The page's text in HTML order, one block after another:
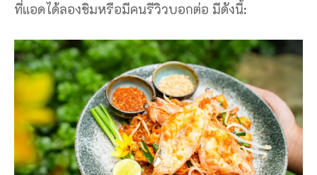
ที่แอดได้ลองชิมหรือมีคนรีวิวบอกต่อ มีดังนี้: